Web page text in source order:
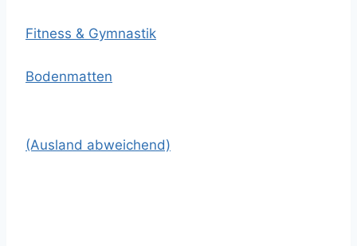
Fitness & Gymnastik
Bodenmatten
(Ausland abweichend)